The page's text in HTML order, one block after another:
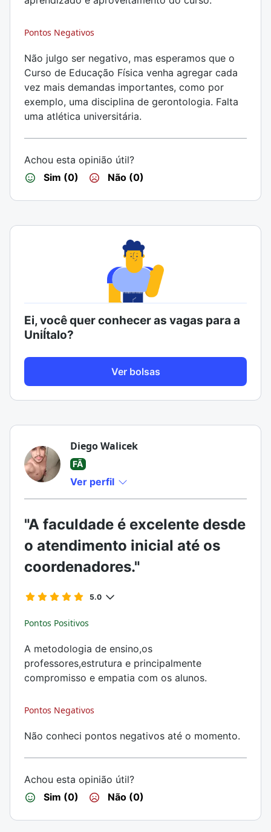
Pontos Negativos
Não julgo ser negativo, mas esperamos que o
Curso de Educação Física venha agregar cada
vez mais demandas importantes, como por
exemplo, uma disciplina de gerontologia. Falta
uma atlética universitária.
Achou esta opinião útil?
Sim (0)
Não (0)
Ei, você quer conhecer as vagas para a
UniÍtalo?
Ver bolsas
Diego Walicek
FÃ
Ver perfil
"A faculdade é excelente desde
o atendimento inicial até os
coordenadores."
5.0
Pontos Positivos
A metodologia de ensino,os
professores,estrutura e principalmente
compromisso e empatia com os alunos.
Pontos Negativos
Não conheci pontos negativos até o momento.
Achou esta opinião útil?
Sim (0)
Não (0)